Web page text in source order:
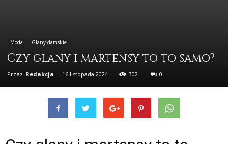
Moda Glany damskie
Czy glany i martensy to to samo?
Przez Redakcja - 16 listopada 2024 302 0